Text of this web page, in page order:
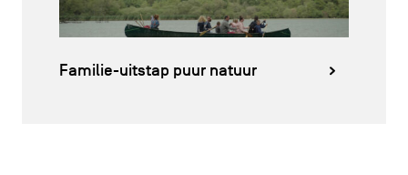
Familie-uitstap puur natuur